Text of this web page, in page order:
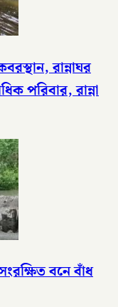
রান্নাঘর
পরিবার, রান্না
বনে বাঁধ